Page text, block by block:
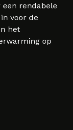
een rendabele
voor de
het
op